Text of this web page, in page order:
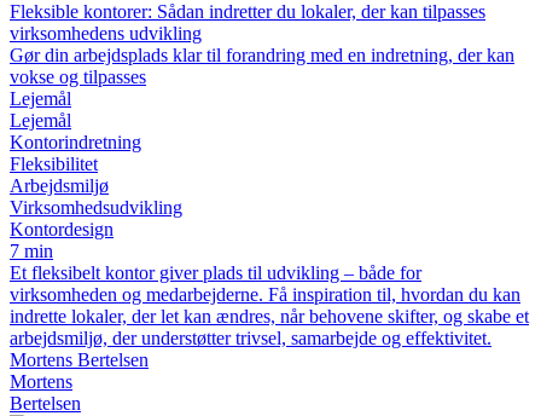
Fleksible kontorer: Sådan indretter du lokaler, der kan tilpasses
virksomhedens udvikling
Gør din arbejdsplads klar til forandring med en indretning, der kan
vokse og tilpasses
Lejemål
Lejemål
Kontorindretning
Fleksibilitet
Arbejdsmiljø
Virksomhedsudvikling
Kontordesign
7 min
Et fleksibelt kontor giver plads til udvikling – både for
virksomheden og medarbejderne. Få inspiration til, hvordan du kan
indrette lokaler, der let kan ændres, når behovene skifter, og skabe et
arbejdsmiljø, der understøtter trivsel, samarbejde og effektivitet.
Mortens Bertelsen
Mortens
Bertelsen